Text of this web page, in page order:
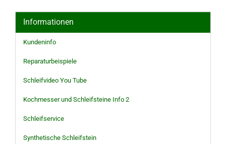
Informationen
Kundeninfo
Reparaturbeispiele
Schleifvideo You Tube
Kochmesser und Schleifsteine Info 2
Schleifservice
Synthetische Schleifstein